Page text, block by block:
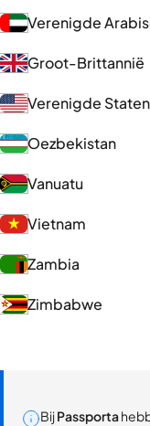
Verenigde
Groot-Brittannië
Verenigde Staten
Oezbekistan
Vanuatu
Vietnam
Zambia
Zimbabwe
BijPassporta